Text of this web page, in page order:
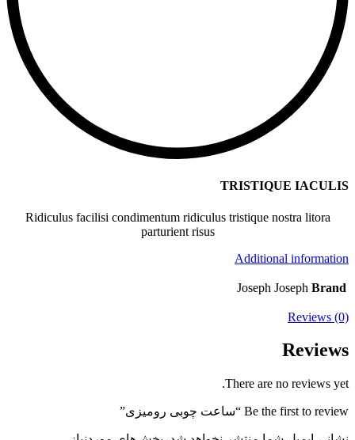
TRISTIQUE IACULIS
Ridiculus facilisi condimentum ridiculus tristique nostra litora
parturient risus
Additional information
Brand
Joseph Joseph
Reviews (0)
Reviews
There are no reviews yet.
Be the first to review “ساعت چوبی رومیزی”